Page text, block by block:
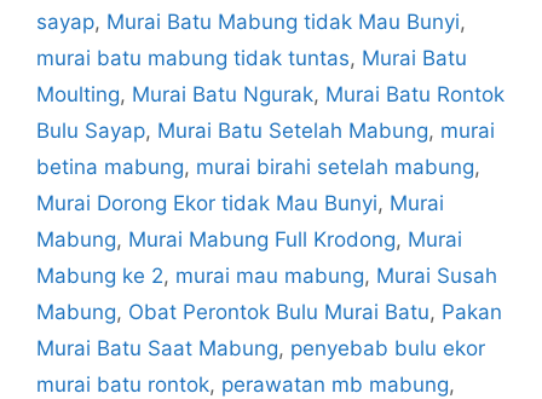
sayap, Murai Batu Mabung tidak Mau Bunyi,
murai batu mabung tidak tuntas, Murai Batu
Moulting, Murai Batu Ngurak, Murai Batu Rontok
Bulu Sayap, Murai Batu Setelah Mabung, murai
betina mabung, murai birahi setelah mabung,
Murai Dorong Ekor tidak Mau Bunyi, Murai
Mabung, Murai Mabung Full Krodong, Murai
Mabung ke 2, murai mau mabung, Murai Susah
Mabung, Obat Perontok Bulu Murai Batu, Pakan
Murai Batu Saat Mabung, penyebab bulu ekor
murai batu rontok, perawatan mb mabung,